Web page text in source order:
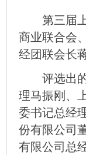
第三届上
商业联合会
经团联会长
评选出的
理马振刚、
委书记总经
份有限公司
有限公司总